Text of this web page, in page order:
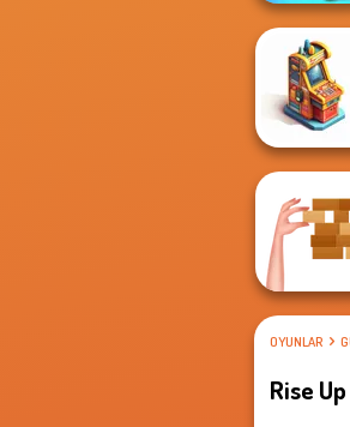
Cut The Rope
Magic
OYUNLAR
Rise Up